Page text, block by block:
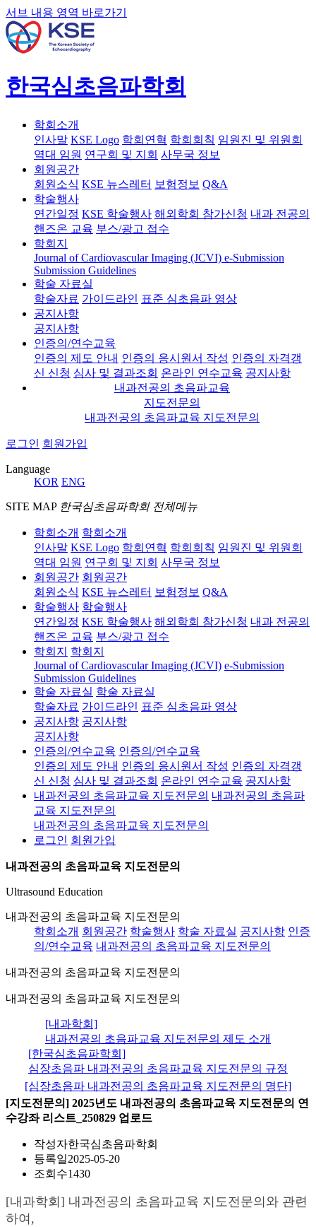
서브 내용 영역 바로가기
한국심초음파학회
학회소개
인사말 KSE Logo 학회연혁 학회회칙 임원진 및 위원회
역대 임원 연구회 및 지회 사무국 정보
회원공간
회원소식 KSE 뉴스레터 보험정보 Q&A
학술행사
연간일정 KSE 학술행사 해외학회 참가신청 내과 전공의
핸즈온 교육 부스/광고 접수
학회지
Journal of Cardiovascular Imaging (JCVI) e-Submission
Submission Guidelines
학술 자료실
학술자료 가이드라인 표준 심초음파 영상
공지사항
공지사항
인증의/연수교육
인증의 제도 안내 인증의 응시원서 작성 인증의 자격갱
신 신청 심사 및 결과조회 온라인 연수교육 공지사항
내과전공의 초음파교육
지도전문의
내과전공의 초음파교육 지도전문의
로그인 회원가입
Language
KOR ENG
SITE MAP 한국심초음파학회 전체메뉴
학회소개 학회소개
인사말 KSE Logo 학회연혁 학회회칙 임원진 및 위원회
역대 임원 연구회 및 지회 사무국 정보
회원공간 회원공간
회원소식 KSE 뉴스레터 보험정보 Q&A
학술행사 학술행사
연간일정 KSE 학술행사 해외학회 참가신청 내과 전공의
핸즈온 교육 부스/광고 접수
학회지
학회지
Journal of Cardiovascular Imaging (JCVI) e-Submission
Submission Guidelines
학술 자료실 학술 자료실
학술자료 가이드라인 표준 심초음파 영상
공지사항 공지사항
공지사항
인증의/연수교육 인증의/연수교육
인증의 제도 안내 인증의 응시원서 작성 인증의 자격갱
신 신청 심사 및 결과조회 온라인 연수교육 공지사항
내과전공의 초음파교육 지도전문의 내과전공의 초음파
교육 지도전문의
내과전공의 초음파교육 지도전문의
로그인 회원가입
내과전공의 초음파교육 지도전문의
Ultrasound Education
내과전공의 초음파교육 지도전문의
학회소개 회원공간 학술행사 학술 자료실 공지사항 인증
의/연수교육 내과전공의 초음파교육 지도전문의
내과전공의 초음파교육 지도전문의
내과전공의 초음파교육 지도전문의
[내과학회]
내과전공의 초음파교육 지도전문의 제도 소개
[한국심초음파학회]
심장초음파 내과전공의 초음파교육 지도전문의 규정
[심장초음파 내과전공의 초음파교육 지도전문의 명단]
[지도전문의] 2025년도 내과전공의 초음파교육 지도전문의 연
수강좌 리스트_250829 업로드
작성자한국심초음파학회
등록일2025-05-20
조회수1430
[내과학회] 내과전공의 초음파교육 지도전문의와 관련
하여,